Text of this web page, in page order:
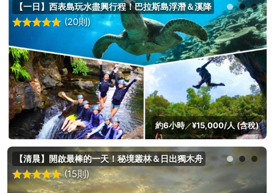
【一日】西表島玩水盡興行程！巴拉斯島浮潛＆溪降
(20則)
約6小時／¥15,000/人 (含稅)
【清晨】開啟最棒的一天！秘境叢林＆日出獨木舟
(15則)